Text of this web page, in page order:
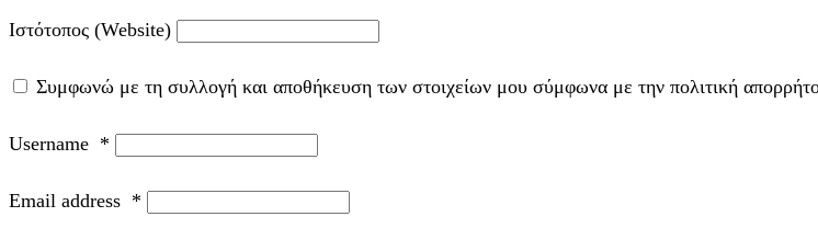
Ιστότοπος (Website)
Συμφωνώ με τη συλλογή και αποθήκευση των στοιχείων μου σύμφωνα με την πολιτική
Username *
Email address *